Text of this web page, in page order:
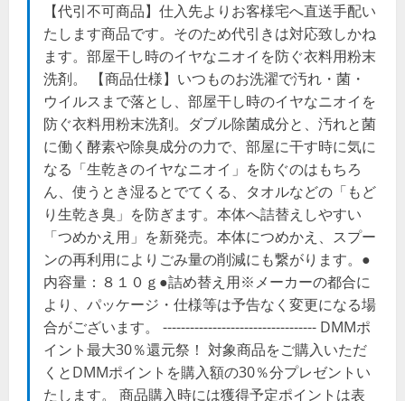
【代引不可商品】仕入先よりお客様宅へ直送手配い
たします商品です。そのため代引きは対応致しかね
ます。部屋干し時のイヤなニオイを防ぐ衣料用粉末
洗剤。 【商品仕様】いつものお洗濯で汚れ・菌・
ウイルスまで落とし、部屋干し時のイヤなニオイを
防ぐ衣料用粉末洗剤。ダブル除菌成分と、汚れと菌
に働く酵素や除臭成分の力で、部屋に干す時に気に
なる「生乾きのイヤなニオイ」を防ぐのはもちろ
ん、使うとき湿るとでてくる、タオルなどの「もど
り生乾き臭」を防ぎます。本体へ詰替えしやすい
「つめかえ用」を新発売。本体につめかえ、スプー
ンの再利用によりごみ量の削減にも繋がります。●
内容量：８１０ｇ●詰め替え用※メーカーの都合に
より、パッケージ・仕様等は予告なく変更になる場
合がございます。 ---------------------------------- DMMポ
イント最大30％還元祭！ 対象商品をご購入いただ
くとDMMポイントを購入額の30％分プレゼントい
たします。 商品購入時には獲得予定ポイントは表